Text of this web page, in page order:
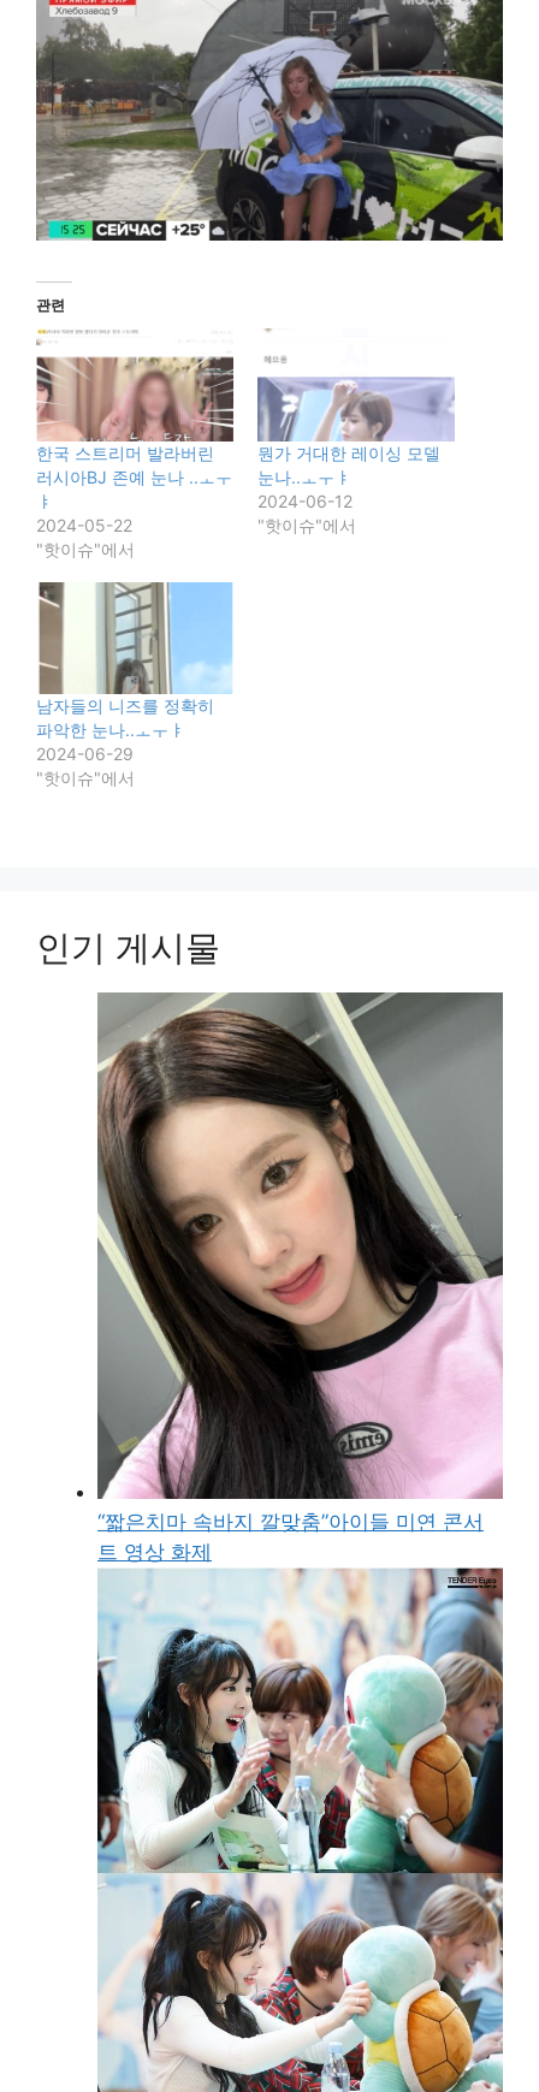
관련
한국 스트리머 발라버린
러시아BJ 존예 눈나 ..ㅗㅜ
ㅑ
2024-05-22
"핫이슈"에서
뭔가 거대한 레이싱 모델
눈나..ㅗㅜㅑ
2024-06-12
"핫이슈"에서
남자들의 니즈를 정확히
파악한 눈나..ㅗㅜㅑ
2024-06-29
"핫이슈"에서
인기 게시물
“짧은치마 속바지 깔맞춤”아이들 미연 콘서
트 영상 화제